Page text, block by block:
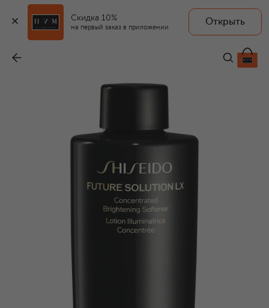
Скидка 10%
на первый заказ в приложении
Открыть
15 050 ₽